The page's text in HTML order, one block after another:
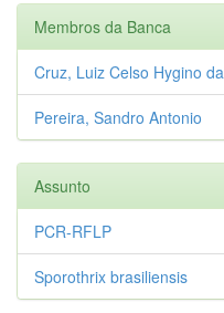
Membros da Banca
Cruz, Luiz Celso Hygino da
Pereira, Sandro Antonio
Assunto
PCR-RFLP
Sporothrix brasiliensis